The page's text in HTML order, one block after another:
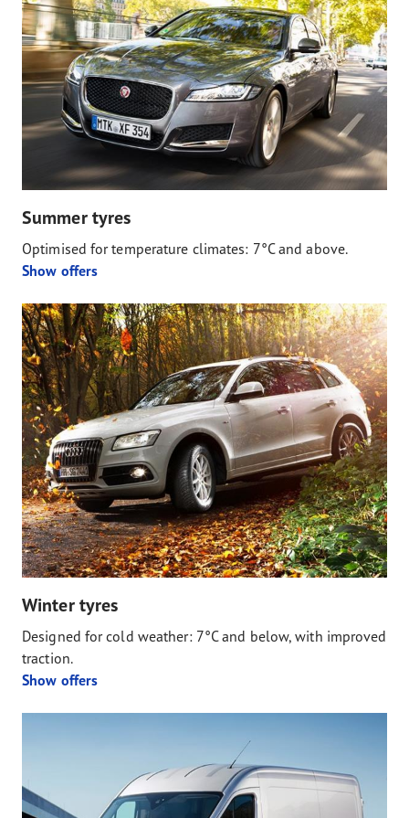
Summer tyres
Optimised for temperature climates: 7°C and above.
Show offers
Winter tyres
Designed for cold weather: 7°C and below, with improved
traction.
Show offers